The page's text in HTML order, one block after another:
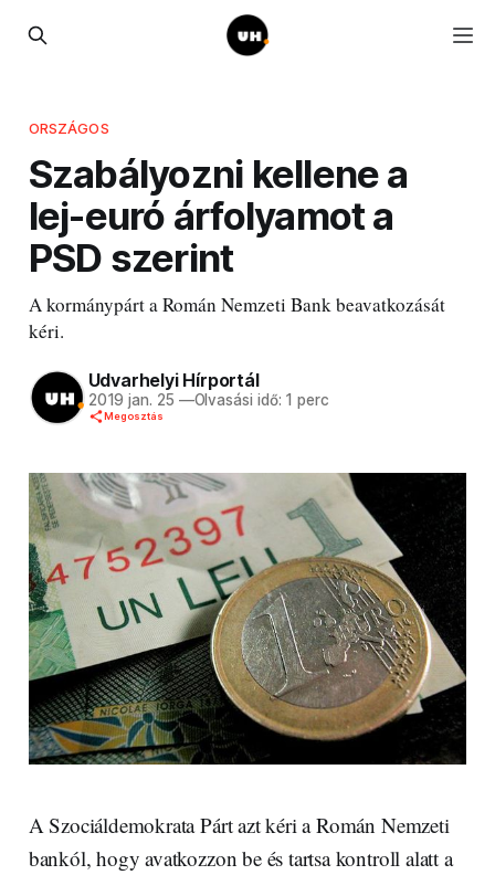
ORSZÁGOS
Szabályozni kellene a
lej-euró árfolyamot a
PSD szerint
A kormánypárt a Román Nemzeti Bank beavatkozását
kéri.
Udvarhelyi Hírportál
2019 jan. 25 —Olvasási idő: 1 perc
Megosztás
A Szociáldemokrata Párt azt kéri a Román Nemzeti
bankól, hogy avatkozzon be és tartsa kontroll alatt a